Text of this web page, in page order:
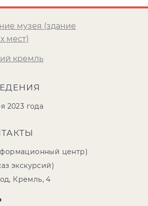
музея (здание
мест)
кремль
2023 года
центр)
экскурсий)
Кремль, 4